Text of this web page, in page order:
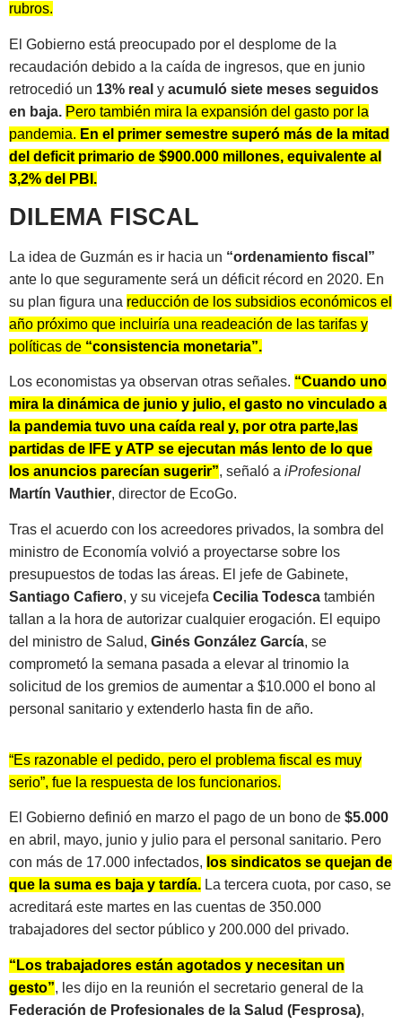
rubros.
El Gobierno está preocupado por el desplome de la
recaudación debido a la caída de ingresos, que en junio
retrocedió un 13% real y acumuló siete meses seguidos
en baja. Pero también mira la expansión del gasto por la
pandemia. En el primer semestre superó más de la mitad
del deficit primario de $900.000 millones, equivalente al
3,2% del PBI.
DILEMA FISCAL
La idea de Guzmán es ir hacia un “ordenamiento fiscal”
ante lo que seguramente será un déficit récord en 2020. En
su plan figura una reducción de los subsidios económicos el
año próximo que incluiría una readeación de las tarifas y
políticas de “consistencia monetaria”.
Los economistas ya observan otras señales. “Cuando uno
mira la dinámica de junio y julio, el gasto no vinculado a
la pandemia tuvo una caída real y, por otra parte,las
partidas de IFE y ATP se ejecutan más lento de lo que
los anuncios parecían sugerir”, señaló a iProfesional
Martín Vauthier, director de EcoGo.
Tras el acuerdo con los acreedores privados, la sombra del
ministro de Economía volvió a proyectarse sobre los
presupuestos de todas las áreas. El jefe de Gabinete,
Santiago Cafiero, y su vicejefa Cecilia Todesca también
tallan a la hora de autorizar cualquier erogación. El equipo
del ministro de Salud, Ginés González García, se
comprometó la semana pasada a elevar al trinomio la
solicitud de los gremios de aumentar a $10.000 el bono al
personal sanitario y extenderlo hasta fin de año.
“Es razonable el pedido, pero el problema fiscal es muy
serio”, fue la respuesta de los funcionarios.
El Gobierno definió en marzo el pago de un bono de $5.000
en abril, mayo, junio y julio para el personal sanitario. Pero
con más de 17.000 infectados, los sindicatos se quejan de
que la suma es baja y tardía. La tercera cuota, por caso, se
acreditará este martes en las cuentas de 350.000
trabajadores del sector público y 200.000 del privado.
“Los trabajadores están agotados y necesitan un
gesto”, les dijo en la reunión el secretario general de la
Federación de Profesionales de la Salud (Fesprosa),